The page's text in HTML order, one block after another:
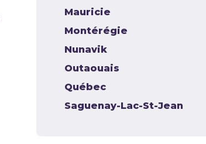
Mauricie
Montérégie
Nunavik
Outaouais
Québec
Saguenay-Lac-St-Jean